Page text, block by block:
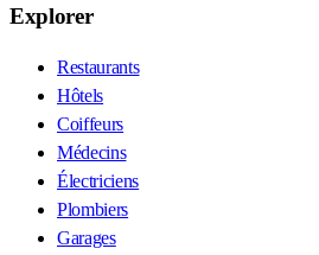
Explorer
Restaurants
Hôtels
Coiffeurs
Médecins
Électriciens
Plombiers
Garages